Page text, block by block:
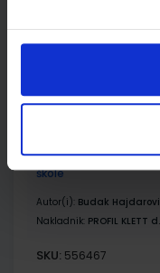
SKU:556166
Udžbenik
VREMEPLOV 5;
škole
Autor(i): Budak
Nakladnik: PROFIL KLETT
SKU: 556467